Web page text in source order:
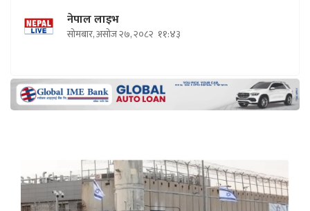
नेपाल लाइभ
सोमबार, असोज २७, २०८२ ११:४३